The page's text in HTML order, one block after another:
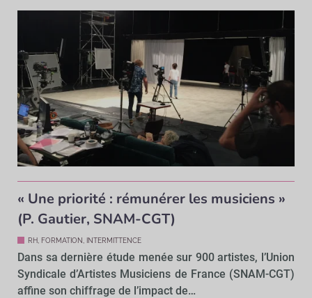
« Une priorité : rémunérer les musiciens »
(P. Gautier, SNAM-CGT)
RH, FORMATION, INTERMITTENCE
Dans sa dernière étude menée sur 900 artistes, l’Union
Syndicale d’Artistes Musiciens de France (SNAM-CGT)
affine son chiffrage de l’impact de…